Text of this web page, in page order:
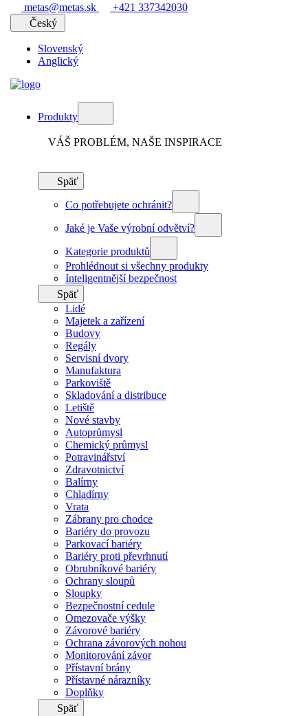
metas@metas.sk
+421 337342030
Český
Slovenský
Anglický
Produkty
VÁŠ PROBLÉM, NAŠE INSPIRACE
Späť
Co potřebujete ochránit?
Jaké je Vaše výrobní odvětví?
Kategorie produktů
Prohlédnout si všechny produkty
Inteligentnější bezpečnost
Späť
Lidé
Majetek a zařízení
Budovy
Regály
Servisní dvory
Manufaktura
Parkoviště
Skladování a distribuce
Letiště
Nové stavby
Autoprůmysl
Chemický průmysl
Potravinářství
Zdravotnictví
Balírny
Chladírny
Vrata
Zábrany pro chodce
Bariéry do provozu
Parkovací bariéry
Bariéry proti převrhnutí
Obrubníkové bariéry
Ochrany sloupů
Sloupky
Bezpečnostní cedule
Omezovače výšky
Závorové bariéry
Ochrana závorových nohou
Monitorování závor
Přístavní brány
Přístavné nárazníky
Doplňky
Späť